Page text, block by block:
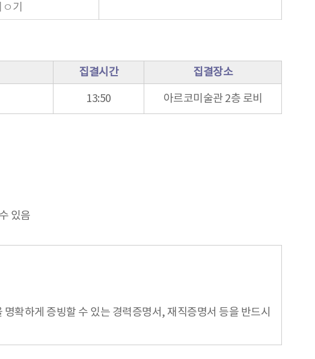
기
집결시간 집결장소
13:50
아르코미술관 2층 로비
있음
확하게 증빙할 수 있는 경력증명서, 재직증명서 등을 반드시